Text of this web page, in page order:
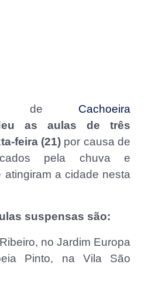
de Cachoeira
as aulas de três
feira (21) por causa de
pela chuva e
atingiram a cidade nesta
suspensas são:
no Jardim Europa
Pinto, na Vila São